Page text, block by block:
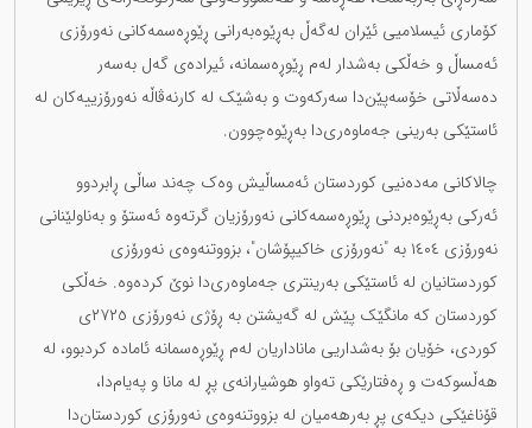
کۆماری ئیسلامیی ئێران لەگەڵ بەڕێوەبەرانی ڕێوڕەسمەکانی نەورۆزی
ئەمساڵ و خەڵکی بەشدار لەم ڕێوڕەسمانە، ئیرادەی گەل بەسەر
دەسەڵاتی خۆسەپێن‌دا سەرکەوت و بەشێک لە کارنەڤاڵە نەورۆزییەکان لە
ئاستێکی بەرینی جەماوەری‌دا بەڕێوەچوون.
چالاکانی مەدەنیی کوردستان ئەمساڵیش وەک چەند ساڵی ڕابردوو
ئەرکی بەڕێوەبردنی ڕێوڕەسمەکانی نەورۆزیان گرتەوە ئەستۆ و بەناولێنانی
نەورۆزی ١٤٠٤ بە "نەورۆزی خاکیپۆشان"، بزووتنەوەی نەورۆزی
کوردستانیان لە ئاستێکی بەرینتری جەماوەری‌دا نوێ کردەوە. خەڵکی
کوردستان کە مانگێک پێش لە گەیشتن بە ڕۆژی نەورۆزی ٢٧٢٥ی
کوردی، خۆیان بۆ بەشداریی ماناداریان لەم ڕێوڕەسمانە ئامادە کردبوو، لە
هەڵسوکەت و ڕەفتارێکی تەواو هوشیارانەی پڕ لە مانا و پەیام‌دا،
قۆناغێکی دیکەی پڕ بەرهەمیان لە بزووتنەوەی نەورۆزی کوردستان‌دا